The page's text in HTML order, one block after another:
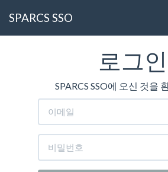
SPARCS SSO
로그인
SPARCS SSO에 오신 것을